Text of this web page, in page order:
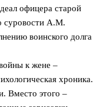
офицера старой
суровости А.М.
воинского долга
к жене –
хроника.
Вместо этого –